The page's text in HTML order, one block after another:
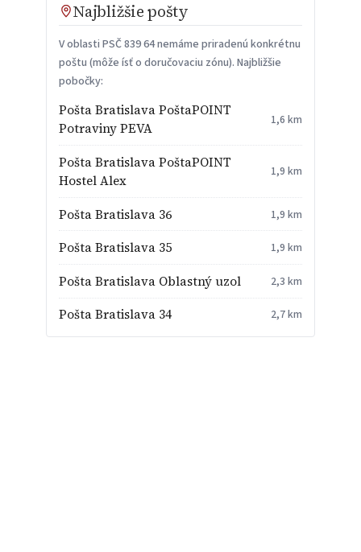
Najbližšie pošty
V oblasti PSČ 839 64 nemáme priradenú konkrétnu
poštu (môže ísť o doručovaciu zónu). Najbližšie
pobočky:
Pošta Bratislava PoštaPOINT
Potraviny PEVA
1,6 km
Pošta Bratislava PoštaPOINT
Hostel Alex
1,9 km
Pošta Bratislava 36 1,9 km
Pošta Bratislava 35 1,9 km
Pošta Bratislava Oblastný uzol 2,3 km
Pošta Bratislava 34 2,7 km